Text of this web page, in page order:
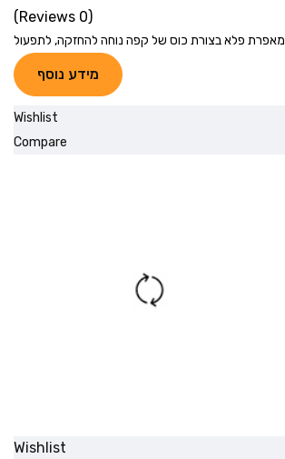
(0 Reviews)
מאפרת פלא בצורת כוס של קפה נוחה להחזקה, לתפעול
מידע נוסף
Wishlist
Compare
Wishlist